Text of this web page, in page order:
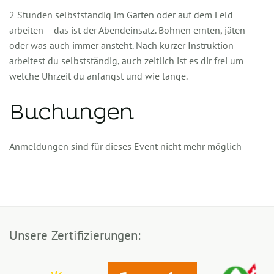
2 Stunden selbstständig im Garten oder auf dem Feld
arbeiten – das ist der Abendeinsatz. Bohnen ernten, jäten
oder was auch immer ansteht. Nach kurzer Instruktion
arbeitest du selbstständig, auch zeitlich ist es dir frei um
welche Uhrzeit du anfängst und wie lange.
Buchungen
Anmeldungen sind für dieses Event nicht mehr möglich
Unsere Zertifizierungen: